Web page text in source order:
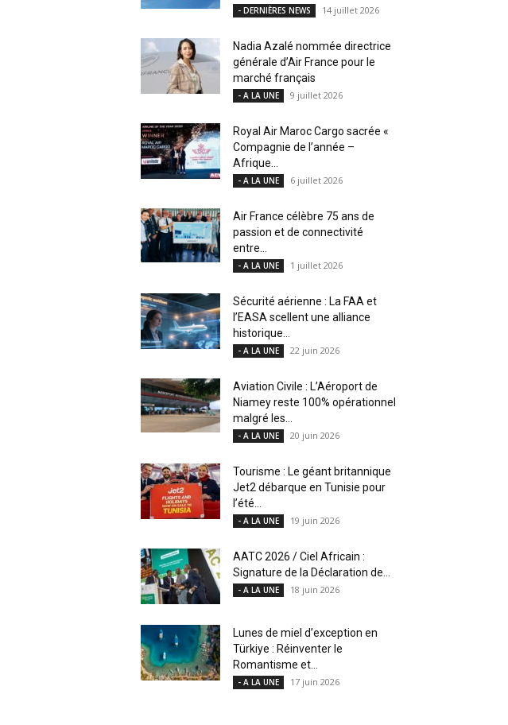
- DERNIÈRES NEWS 14 juillet 2026
Nadia Azalé nommée directrice
générale d’Air France pour le
marché français
- A LA UNE 9 juillet 2026
Royal Air Maroc Cargo sacrée «
Compagnie de l’année –
Afrique...
- A LA UNE 6 juillet 2026
Air France célèbre 75 ans de
passion et de connectivité
entre...
- A LA UNE 1 juillet 2026
Sécurité aérienne : La FAA et
l’EASA scellent une alliance
historique...
- A LA UNE 22 juin 2026
Aviation Civile : L’Aéroport de
Niamey reste 100% opérationnel
malgré les...
- A LA UNE 20 juin 2026
Tourisme : Le géant britannique
Jet2 débarque en Tunisie pour
l’été...
- A LA UNE 19 juin 2026
AATC 2026 / Ciel Africain :
Signature de la Déclaration de...
- A LA UNE 18 juin 2026
Lunes de miel d’exception en
Türkiye : Réinventer le
Romantisme et...
- A LA UNE 17 juin 2026